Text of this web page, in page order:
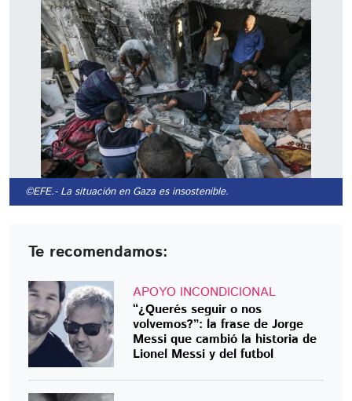
©EFE.- La situación en Gaza es insostenible.
Te recomendamos:
APOYO INCONDICIONAL
“¿Querés seguir o nos
volvemos?”: la frase de Jorge
Messi que cambió la historia de
Lionel Messi y del futbol